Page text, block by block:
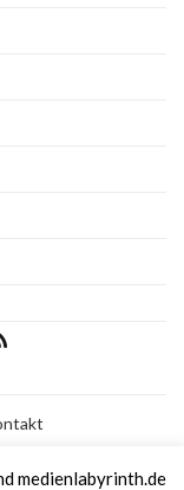
medienlabyrinth.de